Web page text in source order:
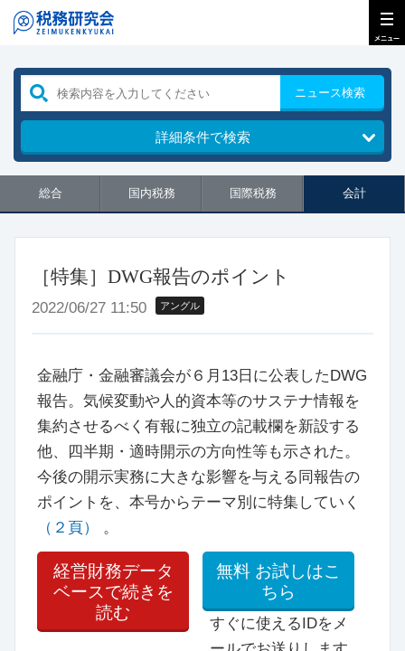
ニュース検索
詳細条件で検索
総合 国内税務 国際税務 会計
［特集］DWG報告のポイント
2022/06/27 11:50 アングル
金融庁・金融審議会が６月13日に公表したDWG
報告。気候変動や人的資本等のサステナ情報を
集約させるべく有報に独立の記載欄を新設する
他、四半期・適時開示の方向性等も示された。
今後の開示実務に大きな影響を与える同報告の
ポイントを、本号からテーマ別に特集していく
（２頁）
。
経営財務データ
ベースで続きを
読む
無料 お試しはこ
ちら
すぐに使えるIDをメ